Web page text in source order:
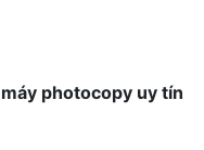
photocopy uy tín